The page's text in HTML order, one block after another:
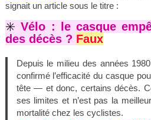
signait un article sous le titre :
✳️Vélo : le casque
des décès ? Faux
Depuis le milieu des années
confirmé l’efficacité du casque
tête — et donc, certains décès.
ses limites et n’est pas la
mortalité chez les cyclistes.